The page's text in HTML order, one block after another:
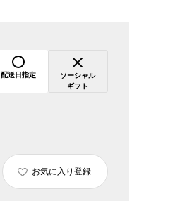
配送日指定
ソーシャル
ギフト
お気に入り登録